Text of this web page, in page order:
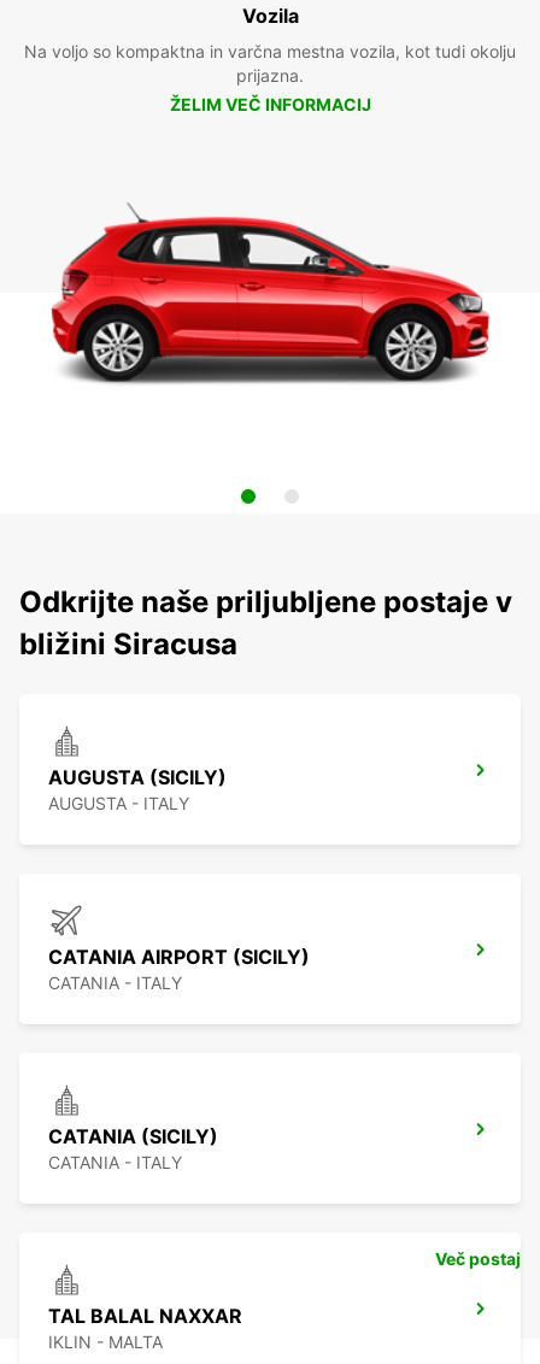
Vozila
Na voljo so kompaktna in varčna mestna vozila, kot tudi okolju
prijazna.
ŽELIM VEČ INFORMACIJ
Odkrijte naše priljubljene postaje v
bližini Siracusa
AUGUSTA (SICILY)
AUGUSTA - ITALY
CATANIA AIRPORT (SICILY)
CATANIA - ITALY
CATANIA (SICILY)
CATANIA - ITALY
TAL BALAL NAXXAR
IKLIN - MALTA
Več postaj